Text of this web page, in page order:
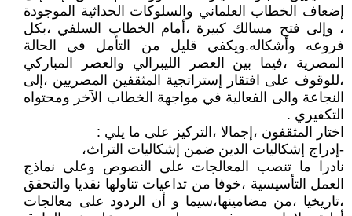
إضعاف الخطاب العلماني والسلوكات الحداثية الموجودة
، وإلى فتح مسالك كبيرة ،أمام الخطاب السلفي ،بكل
فروعه وأشكاله.ويكفي قليل من التأمل في الحالة
المصرية ،فيما بين العصر الليبرالي والعصر المباركي
،للوقوف على افتقار إستراتجية المثقفين المصريين ،إلى
النجاعة والى الفعالية في مواجهة الخطاب الآخر ومحتواه
التكفيري .
اختار المثقفون ،إجمالا ،التركيز على ما يلي :
-إدراج إشكاليات الدين ضمن إشكاليات التراث،
نادرا ما تنصب المعالجات على النصوص وعلى نماذج
العمل التأسيسية ،خوفا من تداعيات تناولها نقديا والتحقق
،تاريخيا ،من مضامينها،سيما و أن الردود على معالجات